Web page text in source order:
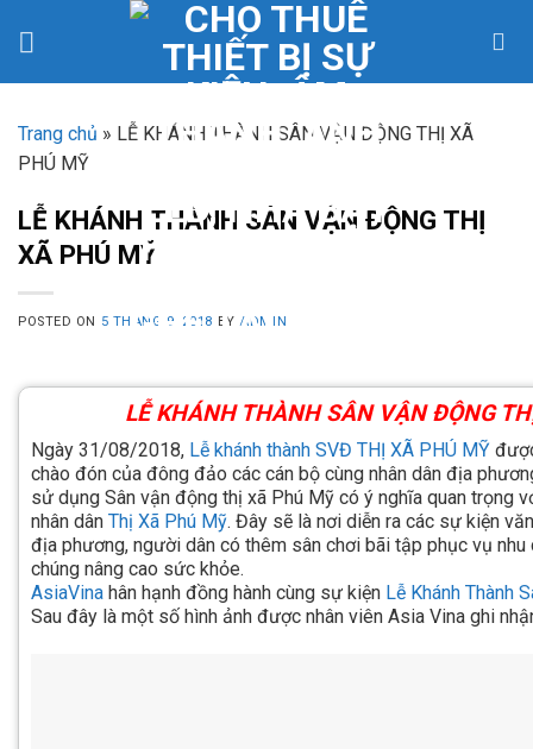
Trang chủ » LỄ KHÁNH THÀNH SÂN VẬN ĐỘNG THỊ XÃ
PHÚ MỸ
LỄ KHÁNH THÀNH SÂN VẬN ĐỘNG THỊ
XÃ PHÚ MỸ
POSTED ON 5 THÁNG 9, 2018 BYADMIN
LỄ KHÁNH THÀNH SÂN VẬN ĐỘNG
Ngày 31/08/2018, Lễ khánh thành SVĐ THỊ XÃ PHÚ MỸ
chào đón của đông đảo các cán bộ cùng nhân dân địa
sử dụng Sân vận động thị xã Phú Mỹ có ý nghĩa quan trọng
nhân dân Thị Xã Phú Mỹ. Đây sẽ là nơi diễn ra các sự kiện
địa phương, người dân có thêm sân chơi bãi tập phục vụ nhu
chúng nâng cao sức khỏe.
AsiaVina hân hạnh đồng hành cùng sự kiện Lễ Khánh Thành
Sau đây là một số hình ảnh được nhân viên Asia Vina ghi